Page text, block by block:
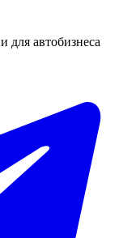
для автобизнеса